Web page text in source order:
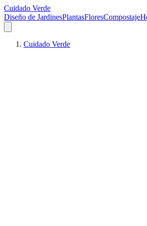
Cuidado Verde
Diseño de JardinesPlantasFloresCompostaje
Cuidado Verde